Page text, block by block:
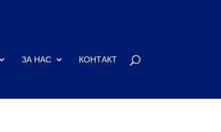
ЗА НАС КОНТАКТ